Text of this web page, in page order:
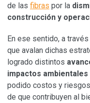
de las fibras por la
construcción y
En ese sentido, a
que avalan dichas
logrado distintos
impactos
podido costos y
de que contribuyen al